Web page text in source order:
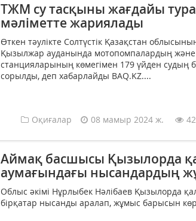
ТЖМ су тасқыны жағдайы
мәліметте жариялады
Өткен тәулікте Солтүстік Қазақстан
Қызылжар ауданында мотопомпалардың
станцияларының көмегімен 179 үйден судың
сорылды, деп хабарлайды BAQ.KZ....
Оқиғалар 08 мамыр 2024 ж.
Аймақ басшысы Қызылорда
аумағындағы нысандардың
Облыс әкімі Нұрлыбек Нәлібаев Қызылорда
бірқатар нысанды аралап, жұмыс барысын